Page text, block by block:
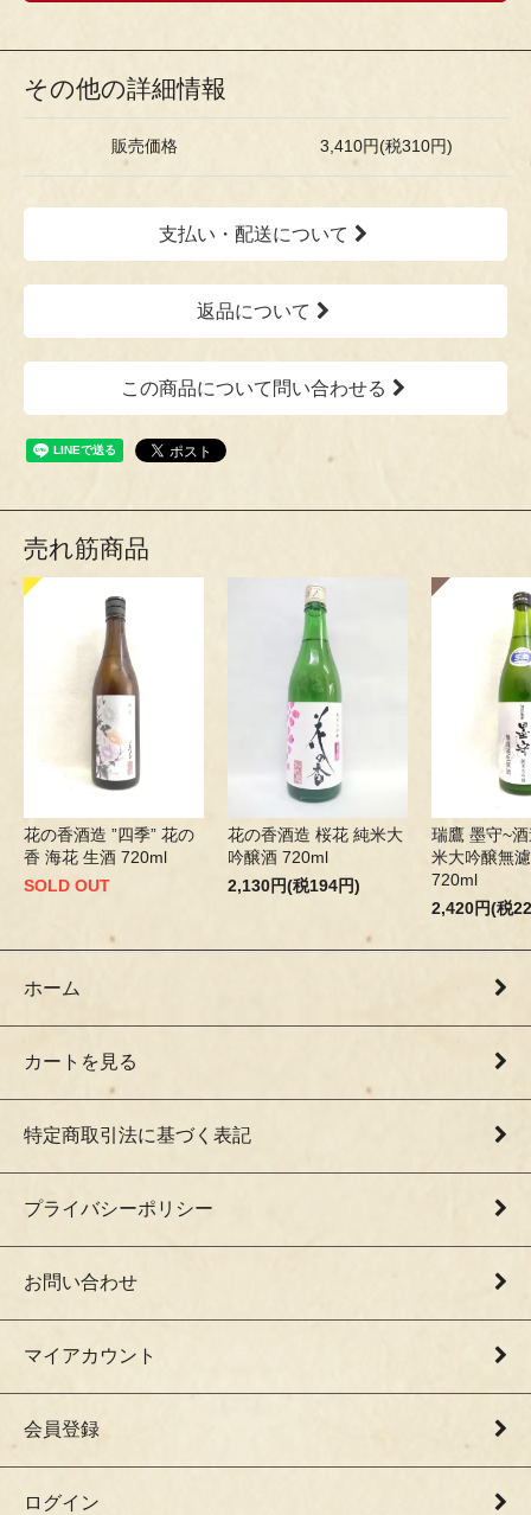
その他の詳細情報
販売価格 3,410円(税310円)
支払い・配送について
返品について
この商品について問い合わせる
売れ筋商品
花の香酒造 ”四季” 花の
香 海花 生酒 720ml
SOLD OUT
花の香酒造 桜花 純米大
吟醸酒 720ml
2,130円(税194円)
瑞鷹 墨守~
米大吟醸無
720ml
2,420円(税
ホーム
カートを見る
特定商取引法に基づく表記
プライバシーポリシー
お問い合わせ
マイアカウント
会員登録
ログイン